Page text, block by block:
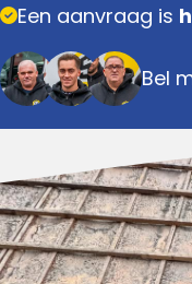
Een aanvraag is
Bel